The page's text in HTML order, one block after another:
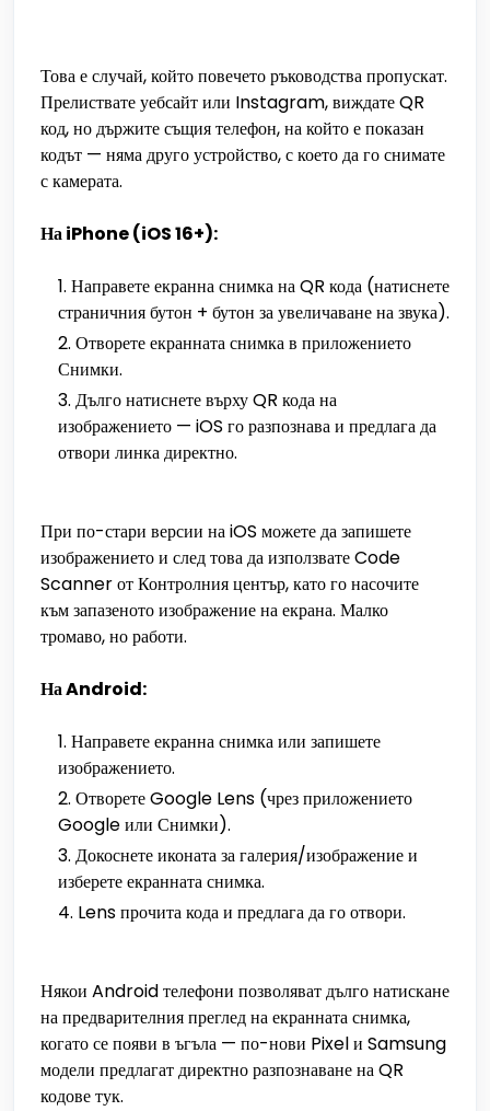
Това е случай, който повечето ръководства пропускат.
Прелиствате уебсайт или Instagram, виждате QR
код, но държите същия телефон, на който е показан
кодът — няма друго устройство, с което да го снимате
с камерата.
На iPhone (iOS 16+):
Направете екранна снимка на QR кода (натиснете
страничния бутон + бутон за увеличаване на звука).
Отворете екранната снимка в приложението
Снимки.
Дълго натиснете върху QR кода на
изображението — iOS го разпознава и предлага да
отвори линка директно.
При по-стари версии на iOS можете да запишете
изображението и след това да използвате Code
Scanner от Контролния център, като го насочите
към запазеното изображение на екрана. Малко
тромаво, но работи.
На Android:
Направете екранна снимка или запишете
изображението.
Отворете Google Lens (чрез приложението
Google или Снимки).
Докоснете иконата за галерия/изображение и
изберете екранната снимка.
Lens прочита кода и предлага да го отвори.
Някои Android телефони позволяват дълго натискане
на предварителния преглед на екранната снимка,
когато се появи в ъгъла — по-нови Pixel и Samsung
модели предлагат директно разпознаване на QR
кодове тук.